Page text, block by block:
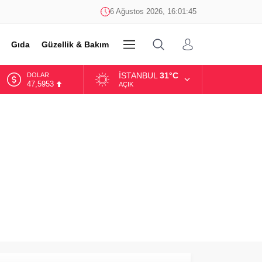
6 Ağustos 2026, 16:01:45
Gıda Güzellik & Bakım DİĞER
DOLAR
47,5953
İSTANBUL 31°C
AÇIK